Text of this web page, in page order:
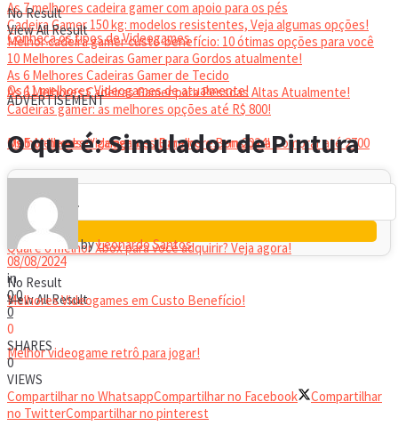
As 7 melhores cadeira gamer com apoio para os pés
Cadeira Gamer 150 kg: modelos resistentes, Veja algumas opções!
Melhor cadeira gamer custo-benefício: 10 ótimas opções para você
10 Melhores Cadeiras Gamer para Gordos atualmente!
As 6 Melhores Cadeiras Gamer de Tecido
As 6 Melhores Cadeiras Gamer para Pessoas Altas Atualmente!
Cadeiras gamer: as melhores opções até R$ 800!
Melhor headset gamer: os 10 melhores em 2024!
No Result
View All Result
Conheça os tipos de Videogames
Os 11 melhores Videogames de atualmente!
Os 5 Melhores Videogames Baratos e Bons para Comprar até 2700
Reais
Qual é o melhor Xbox para você adquirir? Veja agora!
Melhores Videogames em Custo Benefício!
Melhor videogame retrô para jogar!
VIDEOGAMES PORTÁTEIS
No Result
View All Result
ADVERTISEMENT
O que é: Simulador de Pintura
byLeonardo Santos
08/08/2024
in
00
0
0
SHARES
0
VIEWS
Compartilhar no WhatsappCompartilhar no Facebook
Compartilhar
no TwitterCompartilhar no pinterest